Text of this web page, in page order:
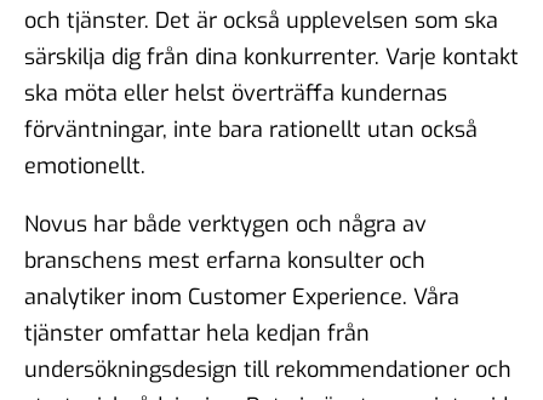
och tjänster. Det är också upplevelsen som ska
särskilja dig från dina konkurrenter. Varje kontakt
ska möta eller helst överträffa kundernas
förväntningar, inte bara rationellt utan också
emotionellt.
Novus har både verktygen och några av
branschens mest erfarna konsulter och
analytiker inom Customer Experience. Våra
tjänster omfattar hela kedjan från
undersökningsdesign till rekommendationer och